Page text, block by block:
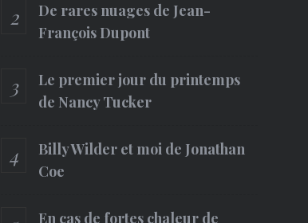
De rares nuages de Jean-
François Dupont
Le premier jour du printemps
de Nancy Tucker
Billy Wilder et moi de Jonathan
Coe
En cas de fortes chaleur de